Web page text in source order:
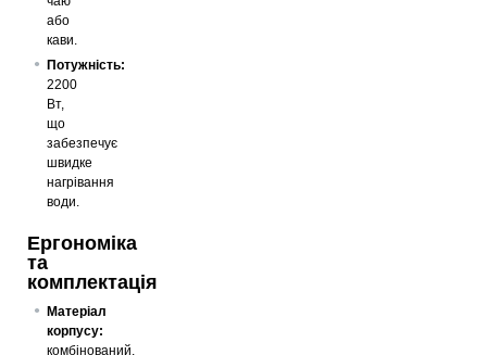
або
кави.
Потужність:
2200
Вт,
що
забезпечує
швидке
нагрівання
води.
Ергономіка
та
комплектація
Матеріал
корпусу:
комбінований,